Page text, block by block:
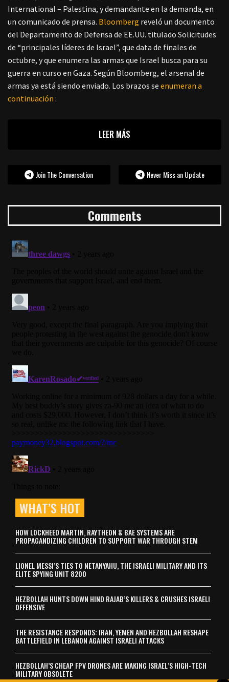
International – Palestina, y demandante en la demanda, en
un comunicado de prensa. Bloomberg reveló un documento
del Departamento de Defensa de EE.UU. titulado Solicitudes
de “principales líderes de Israel”, que data de finales de
octubre, y que enumera las armas que Israel busca para su
guerra en curso en Gaza. Según Bloomberg, el arsenal de
armas ya está siendo enviado. Los brazos se enumeran a
continuación :
LEER MÁS
Join The Conversation Never Miss an Update
Comments
WHAT’S HOT
HOW LOCKHEED MARTIN, RAYTHEON & BAE SYSTEMS ARE
PROPAGANDIZING CHILDREN TO SUPPORT WAR THROUGH STEM
LIONEL MESSI’S TIES TO NETANYAHU, THE ISRAELI MILITARY AND ITS
ELITE SPYING UNIT 8200
HEZBOLLAH HUNTS DOWN HIND RAJAB’S KILLERS & CRUSHES ISRAELI
OFFENSIVE
THE RESISTANCE RESPONDS: IRAN, YEMEN AND HEZBOLLAH RESHAPE
BATTLEFIELD IN LEBANON AGAINST ISRAELI ATTACKS
HEZBOLLAH’S CHEAP FPV DRONES ARE MAKING ISRAEL’S HIGH-TECH
MILITARY OBSOLETE